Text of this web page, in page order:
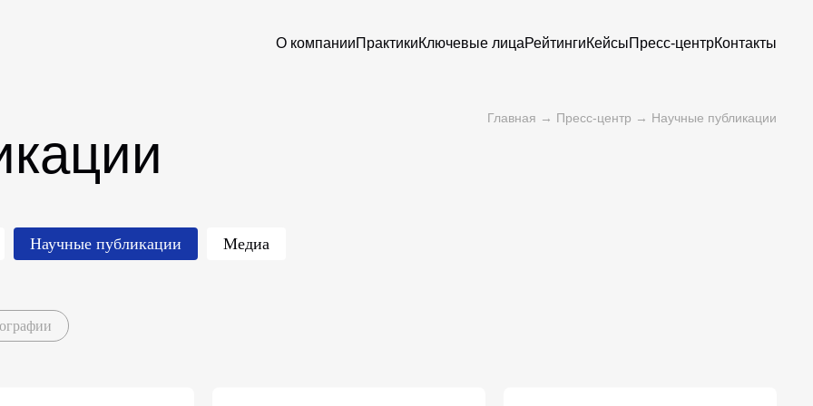
О компанииПрактикиКлючевые лицаРейтингиКейсыПресс-центрКонтакты
Главная → Пресс-центр → Научные публикации
Научные публикации Медиа